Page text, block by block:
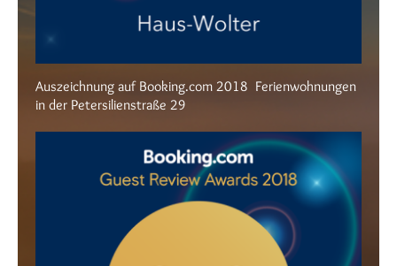
Auszeichnung auf Booking.com 2018 Ferienwohnungen
in der Petersilienstraße 29